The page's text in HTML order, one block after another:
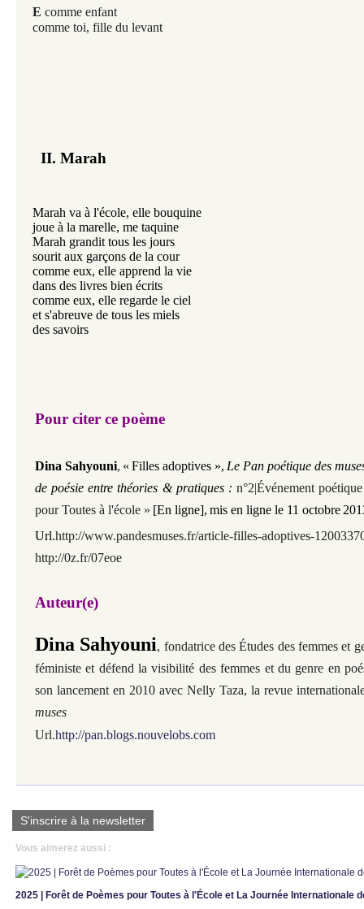
E comme enfant
comme toi, fille du levant
II. Marah
Marah va à l'école, elle bouquine
joue à la marelle, me taquine
Marah grandit tous les jours
sourit aux garçons de la cour
comme eux, elle apprend la vie
dans des livres bien écrits
comme eux, elle regarde le ciel
et s'abreuve de tous les miels
des savoirs
Pour citer ce poème
Dina Sahyouni, « Filles adoptives », Le Pan poétique des
de poésie entre théories & pratiques : n°2|Événement
pour Toutes à l'école » [En ligne], mis en ligne le 11 octobre
Url.http://www.pandesmuses.fr/article-filles-adoptives-
http://0z.fr/07eoe
Auteur(e)
Dina Sahyouni, fondatrice des Études des femmes et
féministe et défend la visibilité des femmes et du genre en
son lancement en 2010 avec Nelly Taza, la revue
muses
Url.http://pan.blogs.nouvelobs.com
S'inscrire à la newsletter
Vous aimerez aussi :
2025 | Forêt de Poèmes pour Toutes à l'École et La Journée Internationale